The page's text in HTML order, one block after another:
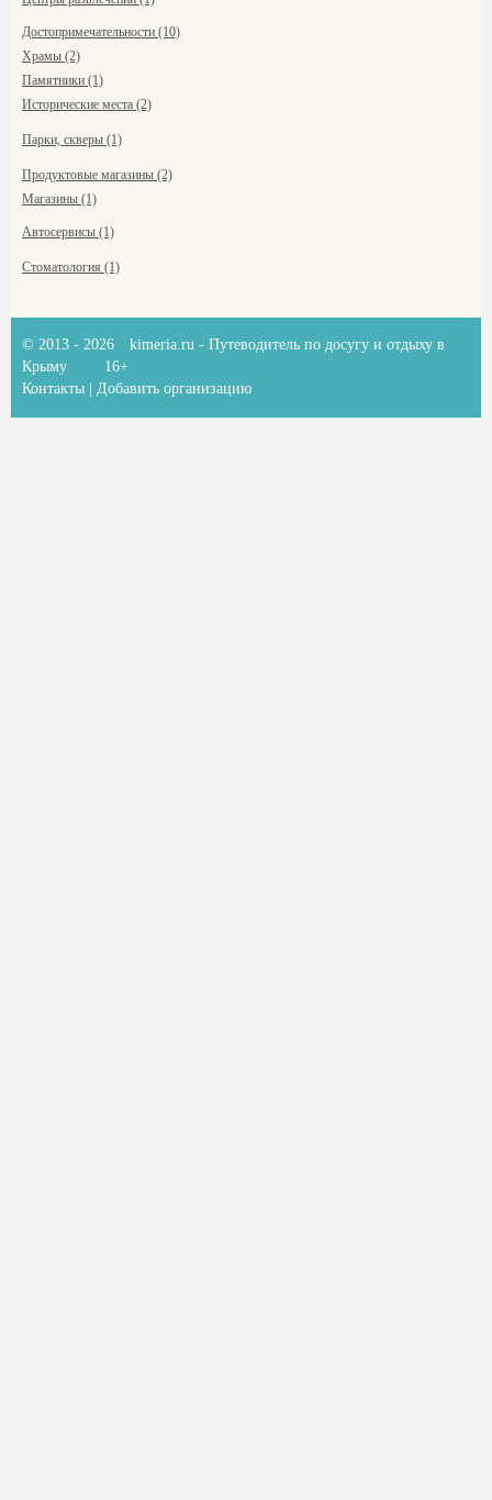
Достопримечательности (10)
Храмы (2)
Памятники (1)
Исторические места (2)
Парки, скверы (1)
Продуктовые магазины (2)
Магазины (1)
Автосервисы (1)
Стоматология (1)
© 2013 - 2026 kimeria.ru - Путеводитель по досугу и отдыху в
Крыму
16+
Контакты
Добавить организацию